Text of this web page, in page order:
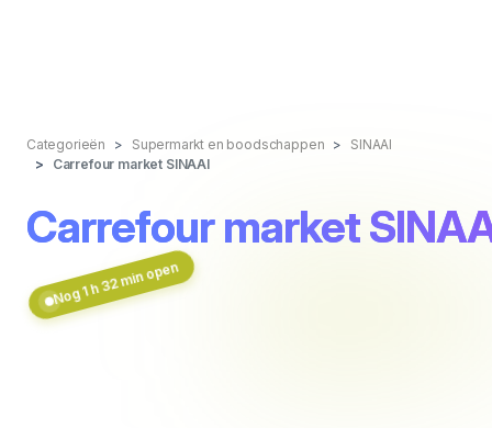
Categorieën Supermarkt en boodschappen
SINAAI
Carrefour market SINAAI
Carrefour market
Nog 1 h 32 min open